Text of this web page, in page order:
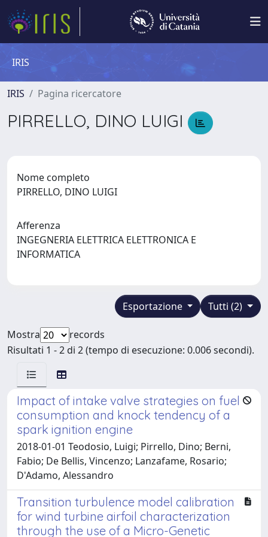
IRIS
IRIS Pagina ricercatore
PIRRELLO, DINO LUIGI
Nome completo
PIRRELLO, DINO LUIGI
Afferenza
INGEGNERIA ELETTRICA ELETTRONICA E
INFORMATICA
Tutti (2)
Esportazione
Mostra
records
Risultati 1 - 2 di 2 (tempo di esecuzione: 0.006 secondi).
Impact of intake valve strategies on fuel
consumption and knock tendency of a
spark ignition engine
2018-01-01 Teodosio, Luigi; Pirrello, Dino; Berni,
Fabio; De Bellis, Vincenzo; Lanzafame, Rosario;
D'Adamo, Alessandro
Transition turbulence model calibration
for wind turbine airfoil characterization
through the use of a Micro-Genetic